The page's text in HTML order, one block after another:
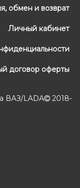
обмен и возврат
Личный кабинет
договор оферты
ВАЗ/LADA
2018-